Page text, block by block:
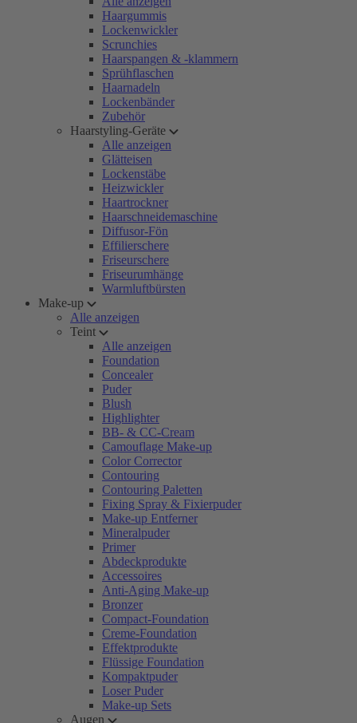
Haargummis
Lockenwickler
Scrunchies
Haarspangen & -klammern
Sprühflaschen
Haarnadeln
Lockenbänder
Zubehör
Haarstyling-Geräte
Alle anzeigen
Glätteisen
Lockenstäbe
Heizwickler
Haartrockner
Haarschneidemaschine
Diffusor-Fön
Effilierschere
Friseurschere
Friseurumhänge
Warmluftbürsten
Make-up
Alle anzeigen
Teint
Alle anzeigen
Foundation
Concealer
Puder
Blush
Highlighter
BB- & CC-Cream
Camouflage Make-up
Color Corrector
Contouring
Contouring Paletten
Fixing Spray & Fixierpuder
Make-up Entferner
Mineralpuder
Primer
Abdeckprodukte
Accessoires
Anti-Aging Make-up
Bronzer
Compact-Foundation
Creme-Foundation
Effektprodukte
Flüssige Foundation
Kompaktpuder
Loser Puder
Make-up Sets
Augen